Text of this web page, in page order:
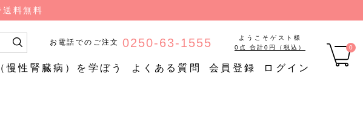
送料無料
検
お電話でのご注文0250-63-1555
ようこそゲスト様
0点 合計0円（税込）
慢性腎臓病）を学ぼう よくある質問 会員登録 ログイン
0